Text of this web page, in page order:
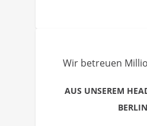
Wir betreuen
AUS UNSEREM
BERLIN